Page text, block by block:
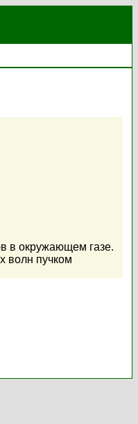
в окружающем газе.
волн пучком